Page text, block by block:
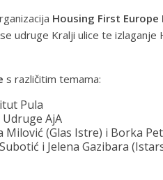
Housing First Europe
udruge Kralji ulice te izlaganje
s različitim temama:
Pula
AjA
Milović (Glas Istre) i Borka
i Jelena Gazibara